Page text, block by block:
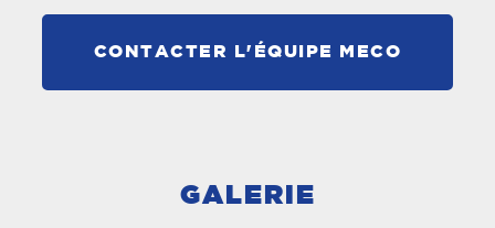
CONTACTER L'ÉQUIPE MECO
GALERIE